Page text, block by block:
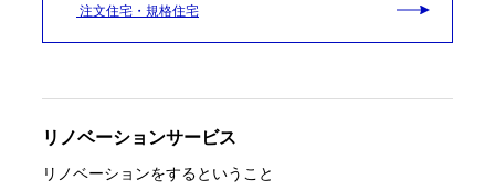
注文住宅・規格住宅
リノベーションサービス
リノベーションをするということ